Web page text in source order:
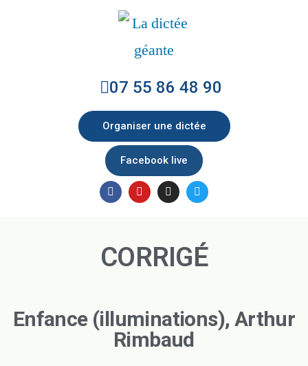
07 55 86 48 90
Organiser une dictée
Facebook live
CORRIGÉ
Enfance (illuminations), Arthur
Rimbaud